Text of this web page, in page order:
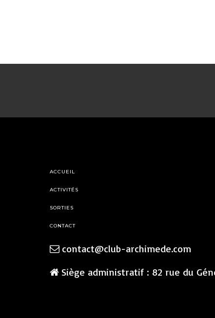
ACCUEIL
ACTIVITÉS
SORTIES
CONTACT
contact@club-archimede.com
Siège administratif : 82 rue du